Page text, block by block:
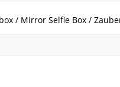
/ Mirror Selfie Box /